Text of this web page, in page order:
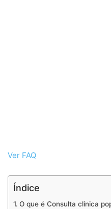
Ver FAQ
Índice
O que é Consulta clínica